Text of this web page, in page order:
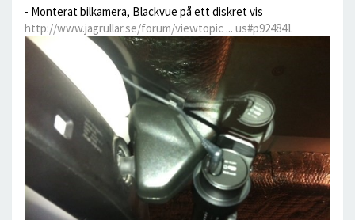
- Monterat bilkamera, Blackvue på ett diskret vis
http://www.jagrullar.se/forum/viewtopic ... us#p924841